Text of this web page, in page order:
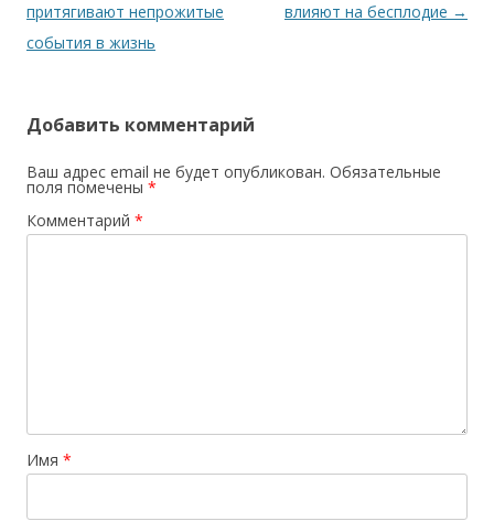
притягивают непрожитые
события в жизнь
влияют на бесплодие →
Добавить комментарий
Ваш адрес email не будет опубликован. Обязательные
поля помечены *
Комментарий *
Имя *